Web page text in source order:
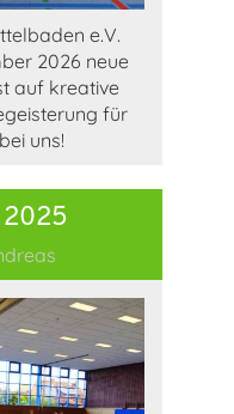
e.V.
2026 neue
auf kreative
für
uns!
2025